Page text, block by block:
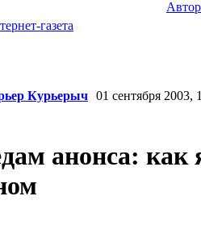
Курьерыч 01 сентября 2003,
анонса: как